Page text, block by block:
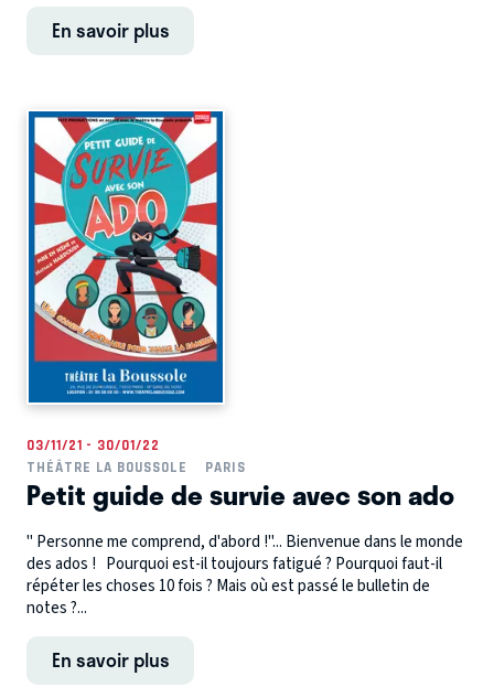
En savoir plus
03/11/21 - 30/01/22
THÉÂTRE LA BOUSSOLE
PARIS
Petit guide de survie avec son ado
" Personne me comprend, d'abord !"... Bienvenue dans le monde
des ados ! Pourquoi est-il toujours fatigué ? Pourquoi faut-il
répéter les choses 10 fois ? Mais où est passé le bulletin de
notes ?...
En savoir plus